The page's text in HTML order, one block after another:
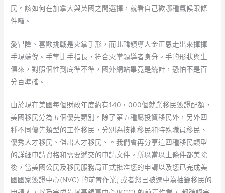
民。該如何在加拿大與英國之間選擇，就看自己歡哪種氣候跟條
件囉。
愛冒險、喜歡挑戰是火掌手形，而北韓領導人金正恩走出來揮揮
手現端倪。手掌比手指長，符合火掌領導者身分。手的形狀與生
俱來，對照個性到底準不準，國外網站畢竟是統計，恐怕不是百
分百準確。
由於現在美國每個財政年度約有140，000個就業移民簽證配額，
美國移民分為五個優先類別。除了第五種屬投資移民外，另外四
種不同優先類型的工作移民，分別為技術移民和特殊職員移民、
優秀人才移民、傑出人才移民、。我們會再分享這四種移民類型
的詳細申請資格和需要遞交的申請文件。所以當以上條件都美除
後，當美國公民及移民服務局正式批准您的申請以及您已完成美
國國家簽證中心(NVC) 的前置作業; 或者您已被選中為抽籤移民的